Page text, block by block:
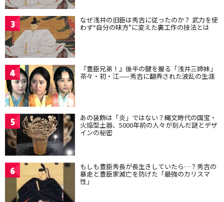
3 なぜ浅井の旧臣は秀吉に従ったのか？ 武力を使
わず“自分の味方”に変えた裏工作の技法とは
4 『豊臣兄弟！』後半の鍵を握る「浅井三姉妹」
茶々・初・江——秀吉に翻弄された波乱の生涯
5 あの装飾は「炎」ではない？縄文時代の国宝・
火焔型土器、5000年前の人々が刻んだ謎とデザ
インの秘密
6 もしも豊臣秀長が長生きしていたら…？秀吉の
暴走と豊臣家滅亡を防げた「最強のカリスマ
性」